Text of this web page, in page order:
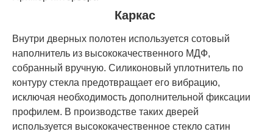
Каркас
Внутри дверных полотен используется сотовый
наполнитель из высококачественного МДФ,
собранный вручную. Силиконовый уплотнитель по
контуру стекла предотвращает его вибрацию,
исключая необходимость дополнительной фиксации
профилем. В производстве таких дверей
используется высококачественное стекло сатин